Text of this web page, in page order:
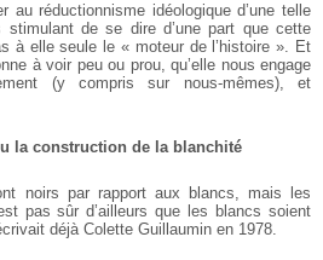
au réductionnisme idéologique d’une telle
de se dire d’une part que cette
à elle seule le « moteur de l’histoire ». Et
à voir peu ou prou, qu’elle nous engage
(y compris sur nous-mêmes), et
la construction de la blanchité
noirs par rapport aux blancs, mais les
pas sûr d’ailleurs que les blancs soient
déjà Colette Guillaumin en 1978.